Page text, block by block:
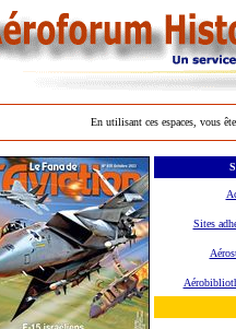
En utilisant ces espaces, vous
Sites